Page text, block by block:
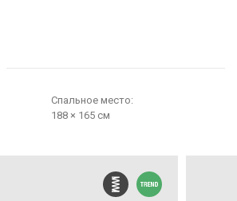
Cпальное место:
188 × 165 см